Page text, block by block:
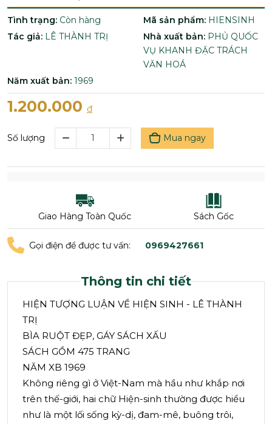
Tình trạng: Còn hàng Mã sản phẩm: HIENSINH
Tác giả: LÊ THÀNH TRỊ Nhà xuất bản: PHỦ QUỐC
VỤ KHANH ĐẶC TRÁCH
VĂN HOÁ
Năm xuất bản: 1969
1.200.000 đ
Số lượng Mua ngay
Giao Hàng Toàn Quốc Sách Gốc
Gọi điện để được tư vấn: 0969427661
Thông tin chi tiết
HIỆN TƯỢNG LUẬN VỀ HIỆN SINH - LÊ THÀNH
TRỊ
BÌA RUỘT ĐẸP, GÁY SÁCH XẤU
SÁCH GỒM 475 TRANG
NĂM XB 1969
Không riêng gì ở Việt-Nam mà hầu như khắp nơi
trên thế-giới, hai chữ Hiện-sinh thường được hiểu
như là một lối sống kỳ-dị, đam-mê, buông trôi,